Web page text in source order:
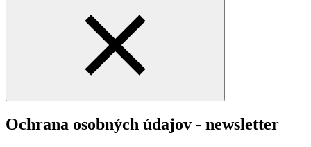
Ochrana osobných údajov - newsletter